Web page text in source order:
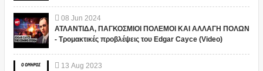
08 Jun 2024
ΑΤΛΑΝΤΙΔΑ, ΠΑΓΚΟΣΜΙΟΙ ΠΟΛΕΜΟΙ ΚΑΙ ΑΛΛΑΓΗ ΠΟΛΩΝ
- Τρομακτικές προβλέψεις του Edgar Cayce (Video)
13 Aug 2023